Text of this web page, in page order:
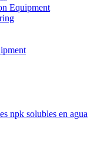
Equipment
npk solubles en agua